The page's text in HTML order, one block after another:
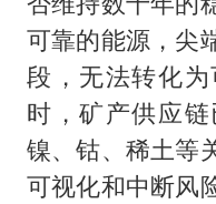
可靠的能源，尖
段，无法转化
时，矿产供应链
镍、钴、稀土等
可视化和中断风